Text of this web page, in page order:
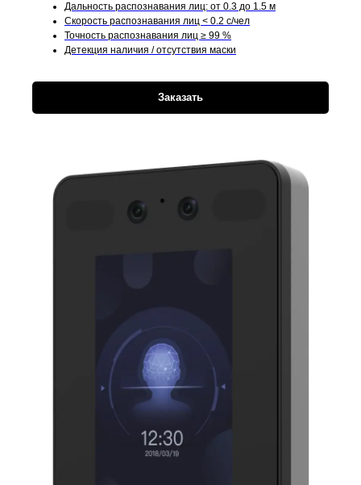
Дальность распознавания лиц: от 0.3 до 1.5 м
Скорость распознавания лиц < 0.2 c/чел
Точность распознавания лиц ≥ 99 %
Детекция наличия / отсутствия маски
Заказать